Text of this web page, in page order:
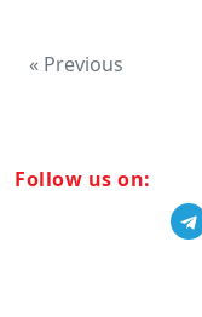
« Previous
Follow us on: